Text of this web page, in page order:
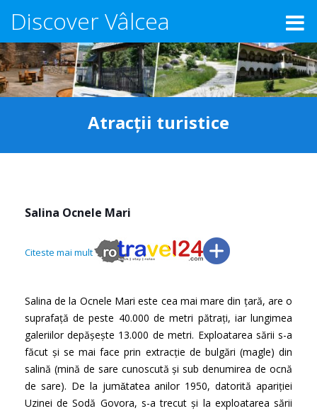
Discover Vâlcea
Atracții turistice
Salina Ocnele Mari
Citeste mai mult
Salina de la Ocnele Mari este cea mai mare din țară, are o
suprafață de peste 40.000 de metri pătrați, iar lungimea
galeriilor depășește 13.000 de metri. Exploatarea sării s-a
făcut și se mai face prin extracție de bulgări (magle) din
salină (mină de sare cunoscută și sub denumirea de ocnă
de sare). De la jumǎtatea anilor 1950, datorită apariției
Uzinei de Sodă Govora, s-a trecut și la exploatarea sării